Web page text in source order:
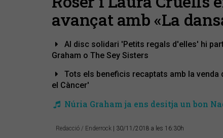
avançat amb «La
Al disc solidari 'Petits regals d'elles' hi
Graham o The Sey Sisters
Tots els beneficis recaptats amb la
el Càncer'
Núria Graham ja ens desitja un bon
Redacció / Enderrock | 30/11/2018 a les 16:30h